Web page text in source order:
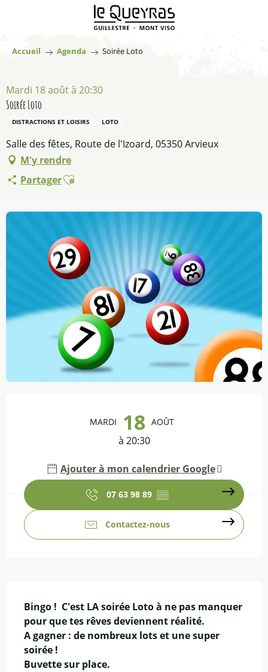
principal
Accueil Agenda Soirée Loto
Mardi 18 août à 20:30
Soirée Loto
DISTRACTIONS ET LOISIRS LOTO
Salle des fêtes, Route de l'Izoard, 05350 Arvieux
M'y rendre
PartagerAjouter aux favoris
MARDI 18 AOÛT
à 20:30
Ajouter à mon calendrier Google
07 63 98 89 ▒▒
Contactez-nous
Bingo !  C'est LA soirée Loto à ne pas manquer
pour que tes rêves deviennent réalité.
A gagner : de nombreux lots et une super
soirée !
Buvette sur place.